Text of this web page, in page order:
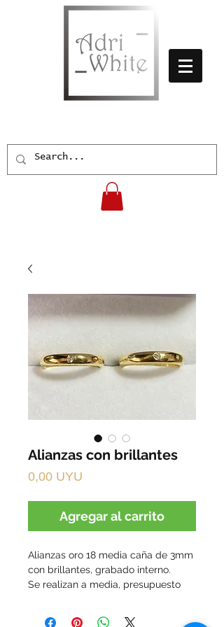
Alianzas con brillantes
0,00 UYU
Agregar al carrito
Alianzas oro 18 media caña de 3mm
con brillantes, grabado interno.
Se realizan a media, presupuesto